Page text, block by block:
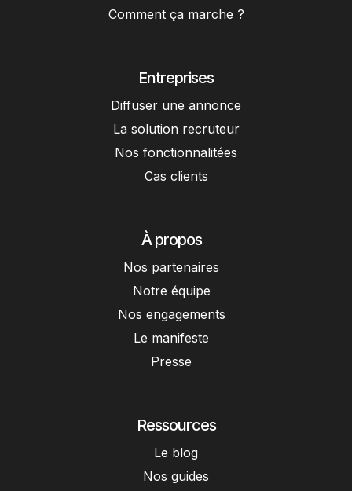
Comment ça marche ?
Entreprises
Diffuser une annonce
La solution recruteur
Nos fonctionnalitées
Cas clients
À propos
Nos partenaires
Notre équipe
Nos engagements
Le manifeste
Presse
Ressources
Le blog
Nos guides